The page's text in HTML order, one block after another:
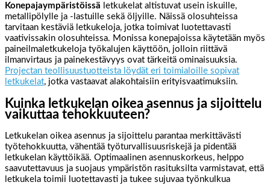
Konepajaympäristöissä letkukelat altistuvat usein iskuille,
metallipölylle ja -lastuille sekä öljyille. Näissä olosuhteissa
tarvitaan kestäviä letkukeloja, jotka toimivat luotettavasti
vaativissakin olosuhteissa. Monissa konepajoissa käytetään myös
paineilmaletkukeloja työkalujen käyttöön, jolloin riittävä
ilmanvirtaus ja painekestävyys ovat tärkeitä ominaisuuksia.
Projectan teollisuustuotteista löydät eri toimialoille sopivat
letkukelat, jotka vastaavat alakohtaisiin erityisvaatimuksiin.
Kuinka letkukelan oikea asennus ja sijoittelu
vaikuttaa tehokkuuteen?
Letkukelan oikea asennus ja sijoittelu parantaa merkittävästi
työtehokkuutta, vähentää työturvallisuusriskejä ja pidentää
letkukelan käyttöikää. Optimaalinen asennuskorkeus, helppo
saavutettavuus ja suojaus ympäristön rasituksilta varmistavat, että
letkukela toimii luotettavasti ja tukee sujuvaa työnkulkua